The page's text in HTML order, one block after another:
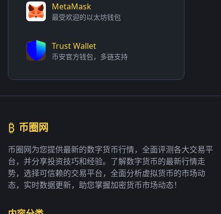
MetaMask
最受欢迎的以太坊钱包
Trust Wallet
币安官方钱包，多链支持
₿ 币圈网
币圈网为您提供最新的数字货币行情，全面评测各大交易平
台，并分享投资技巧和经验。了解数字货币的最新行情走
势，选择可信赖的交易平台，全面分析虚拟货币的市场动
态，实时数据更新，助您掌握加密货币市场动态！